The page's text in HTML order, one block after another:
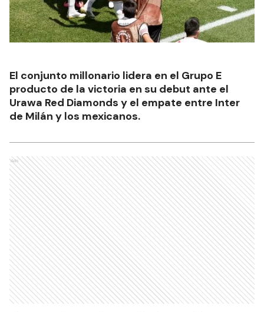
El conjunto millonario lidera en el Grupo E
producto de la victoria en su debut ante el
Urawa Red Diamonds y el empate entre Inter
de Milán y los mexicanos.
Ads